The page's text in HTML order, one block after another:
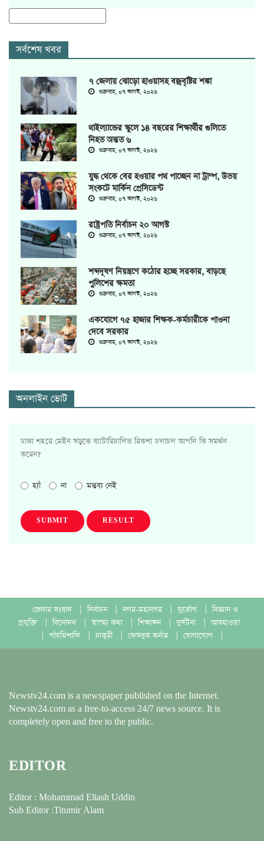
সর্বশেষ খবর
৭ জেলায় ঝোড়ো হাওয়াসহ বজ্রবৃষ্টির শঙ্কা
শুক্রবার, ০৭ আগস্ট, ২০২৬
থাইল্যান্ডের স্কুলে ১৪ বছরের শিক্ষার্থীর গুলিতে
নিহত অন্তত ৬
শুক্রবার, ০৭ আগস্ট, ২০২৬
যুদ্ধ থেকে বের হওয়ার পথ পাচ্ছেন না ট্রাম্প, উভয়
সংকটে মার্কিন প্রেসিডেন্ট
শুক্রবার, ০৭ আগস্ট, ২০২৬
রাষ্ট্রপতি নির্বাচন ২০ আগস্ট
শুক্রবার, ০৭ আগস্ট, ২০২৬
শব্দদূষণ নিয়ন্ত্রণে কঠোর হচ্ছে সরকার, বাড়ছে
পুলিশের ক্ষমতা
শুক্রবার, ০৭ আগস্ট, ২০২৬
একযোগে ৭৫ হাজার শিক্ষক-কর্মচারীকে পাওনা
দেবে সরকার
শুক্রবার, ০৭ আগস্ট, ২০২৬
অনলাইন ভোট
ঢাকা শহরে মেইন সড়কে ব্যাটারিচালিত রিকশা চলাচল আপনি কি সমর্থন
করেন?
হ্যাঁ না মন্তব্য নেই
SUBMIT RESULT
জেলার সংবাদ নির্বাচন নগর-মহানগর দুর্ভোগ
বিজ্ঞান ও
প্রযুক্তি
বিনোদন স্বাস্হ্য কথা শিক্ষাঙ্গন দুর্ঘটনা
আবহাওয়া
পাঁচমিশালি চাকুরী ফেসবুক কর্নার যোগাযোগ
Newstv24.com is a newspaper published on the Internet.
Newstv24.com as a free-to-access 24/7 news source. It is
completely open and free to the public.
EDITOR
Editor : Mohammad Eliash Uddin
Sub Editor :Titumir Alam